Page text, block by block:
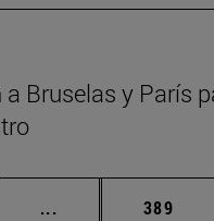
Bruselas y París
... Páginas Página
389